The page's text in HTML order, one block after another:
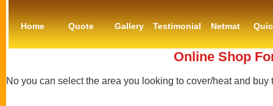
Home Quote Gallery Testimonial Netmat
Online Shop
No you can select the area you looking to cover/heat and